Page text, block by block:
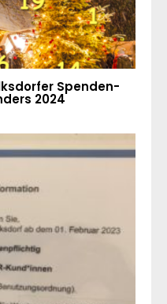
Spenden-
2024